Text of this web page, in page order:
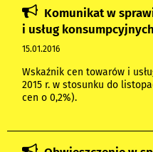
Komunikat w
i usług
15.01.2016
Wskaźnik cen towarów i
2015 r. w stosunku do
cen o 0,2%).